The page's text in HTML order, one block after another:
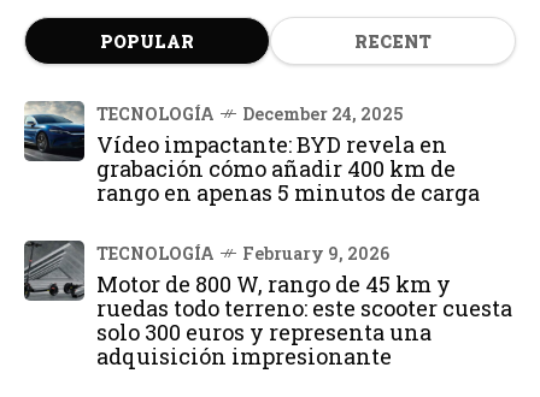
POPULAR RECENT
TECNOLOGÍA December 24, 2025
Vídeo impactante: BYD revela en
grabación cómo añadir 400 km de
rango en apenas 5 minutos de carga
TECNOLOGÍA February 9, 2026
Motor de 800 W, rango de 45 km y
ruedas todo terreno: este scooter cuesta
solo 300 euros y representa una
adquisición impresionante